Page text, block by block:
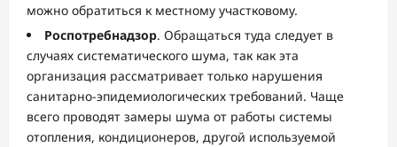
можно обратиться к местному участковому.
Роспотребнадзор. Обращаться туда следует в
случаях систематического шума, так как эта
организация рассматривает только нарушения
санитарно-эпидемиологических требований. Чаще
всего проводят замеры шума от работы системы
отопления, кондиционеров, другой используемой